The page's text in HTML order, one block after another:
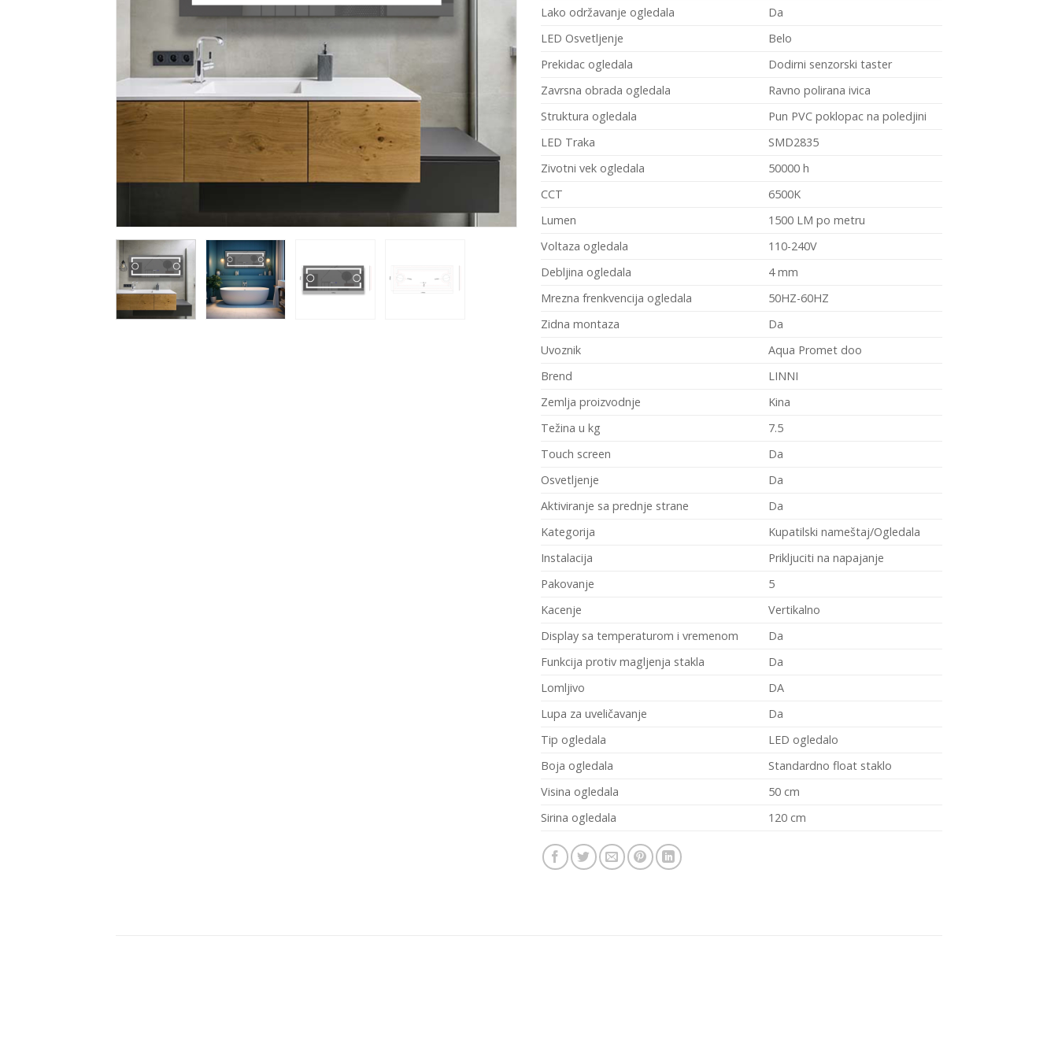
Lako održavanje ogledala
Da
LED Osvetljenje
Belo
Prekidac ogledala
Dodirni senzorski taster
Zavrsna obrada ogledala
Ravno polirana ivica
Struktura ogledala
Pun PVC poklopac na poledjini
LED Traka
SMD2835
Zivotni vek ogledala
50000 h
CCT
6500K
Lumen
1500 LM po metru
Voltaza ogledala
110-240V
Debljina ogledala
4 mm
Mrezna frenkvencija ogledala
50HZ-60HZ
Zidna montaza
Da
Uvoznik
Aqua Promet doo
Brend
LINNI
Zemlja proizvodnje
Kina
Težina u kg
7.5
Touch screen
Da
Osvetljenje
Da
Aktiviranje sa prednje strane
Da
Kategorija
Kupatilski nameštaj/Ogledala
Instalacija
Prikljuciti na napajanje
Pakovanje
5
Kacenje
Vertikalno
Display sa temperaturom i vremenom
Da
Funkcija protiv magljenja stakla
Da
Lomljivo
DA
Lupa za uveličavanje
Da
Tip ogledala
LED ogledalo
Boja ogledala
Standardno float staklo
Visina ogledala
50 cm
Sirina ogledala
120 cm